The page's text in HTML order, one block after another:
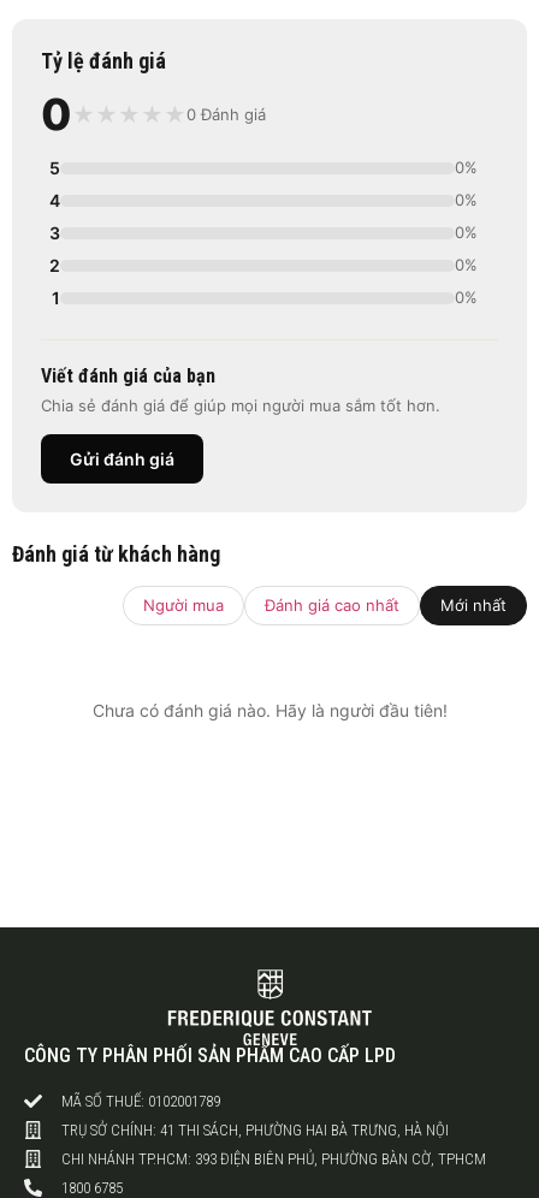
Tỷ lệ đánh giá
0 ★ ★ ★ ★ ★0 Đánh giá
5 0%
4 0%
3 0%
2 0%
1 0%
Viết đánh giá của bạn
Chia sẻ đánh giá để giúp mọi người mua sắm tốt hơn.
Gửi đánh giá
Đánh giá từ khách hàng
Người mua Đánh giá cao nhất Mới nhất
Chưa có đánh giá nào. Hãy là người đầu tiên!
CÔNG TY PHÂN PHỐI SẢN PHẨM CAO CẤP LPD
MÃ SỐ THUẾ: 0102001789
TRỤ SỞ CHÍNH: 41 THI SÁCH, PHƯỜNG HAI BÀ TRƯNG, HÀ NỘI
CHI NHÁNH TP.HCM: 393 ĐIỆN BIÊN PHỦ, PHƯỜNG BÀN CỜ, TPHCM
1800 6785